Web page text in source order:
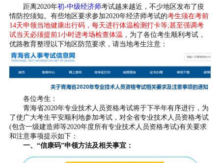
距离2020年初-中级经济师考试越来越近，不少地区发布了疫
情防控须知。有些地区要求参加2020年经济师考试的考生须在考前
14天申领当地健康出行码，每天进行体温检测打卡等;甚至强调考
试当天必须提前1小时进考场检查体温 ，为了各位考生顺利考试，
优路教育整理以下地区防范要求，请当地考生注意：
各位考生：
青海省2020年专业技术人员资格考试将于下半年有序进行，为
了使广大考生平安顺利地参加考试，对全省专业技术人员资格考试
(包含一级建造师等2020年度所有专业技术人员资格考试)有关要求
和注意事项提示如下：
一、“信康码”申领方法及相关事宜：